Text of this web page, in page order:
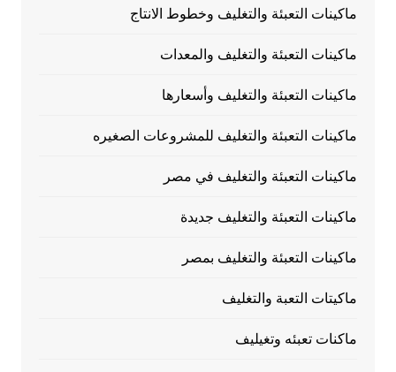
ماكينات التعبئة والتغليف وخطوط الانتاج
ماكينات التعبئة والتغليف والمعدات
ماكينات التعبئة والتغليف وأسعارها
ماكينات التعبئة والتغليف للمشروعات الصغيره
ماكينات التعبئة والتغليف في مصر
ماكينات التعبئة والتغليف جديدة
ماكينات التعبئة والتغليف بمصر
ماكيتات التعبة والتغليف
ماكنات تعبئه وتغيليف